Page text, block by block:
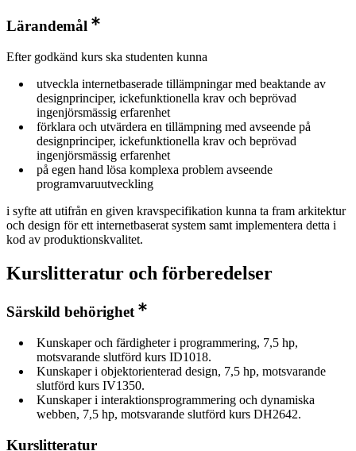
Lärandemål
Efter godkänd kurs ska studenten kunna
utveckla internetbaserade tillämpningar med beaktande av
designprinciper, ickefunktionella krav och beprövad
ingenjörsmässig erfarenhet
förklara och utvärdera en tillämpning med avseende på
designprinciper, ickefunktionella krav och beprövad
ingenjörsmässig erfarenhet
på egen hand lösa komplexa problem avseende
programvaruutveckling
i syfte att utifrån en given kravspecifikation kunna ta fram arkitektur
och design för ett internetbaserat system samt implementera detta i
kod av produktionskvalitet.
Kurslitteratur och förberedelser
Särskild behörighet
Kunskaper och färdigheter i programmering, 7,5 hp,
motsvarande slutförd kurs ID1018.
Kunskaper i objektorienterad design, 7,5 hp, motsvarande
slutförd kurs IV1350.
Kunskaper i interaktionsprogrammering och dynamiska
webben, 7,5 hp, motsvarande slutförd kurs DH2642.
Kurslitteratur